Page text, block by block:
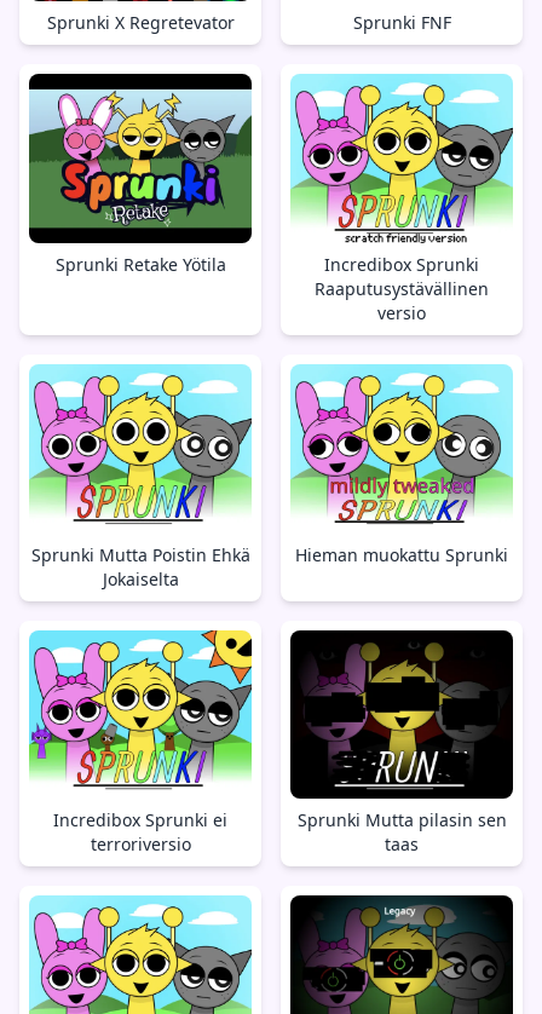
Sprunki X Regretevator Sprunki FNF
Sprunki Retake Yötila
Incredibox Sprunki
Raaputusystävällinen
versio
Sprunki Mutta Poistin Ehkä
Jokaiselta
Hieman muokattu Sprunki
Incredibox Sprunki ei
terroriversio
Sprunki Mutta pilasin sen
taas